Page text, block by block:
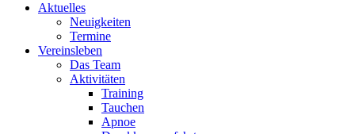
Aktuelles
Neuigkeiten
Termine
Vereinsleben
Das Team
Aktivitäten
Training
Tauchen
Apnoe